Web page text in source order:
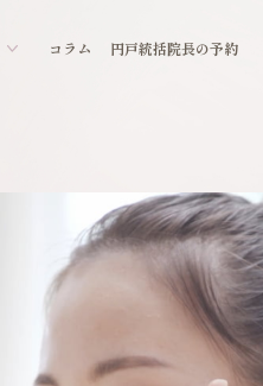
コラム 円戸統括院長の予約